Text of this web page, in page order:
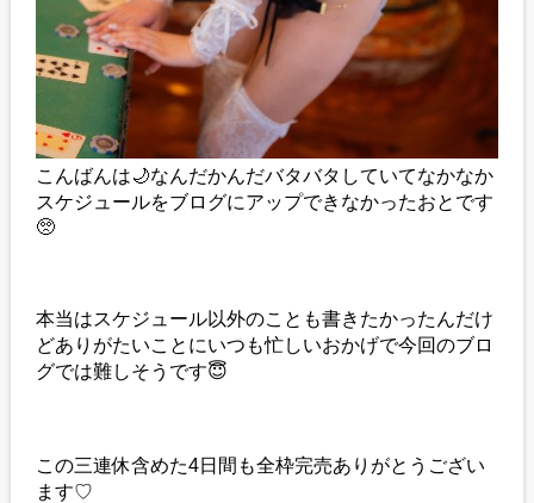
こんばんは🌙なんだかんだバタバタしていてなかなか
スケジュールをブログにアップできなかったおとです
🥺
本当はスケジュール以外のことも書きたかったんだけ
どありがたいことにいつも忙しいおかげで今回のブロ
グでは難しそうです😇
この三連休含めた4日間も全枠完売ありがとうござい
ます♡